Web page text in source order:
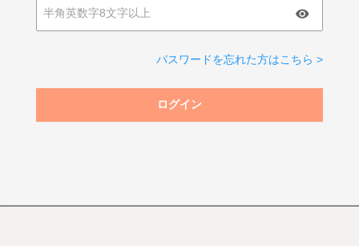
パスワードを忘れた方はこちら >
ログイン